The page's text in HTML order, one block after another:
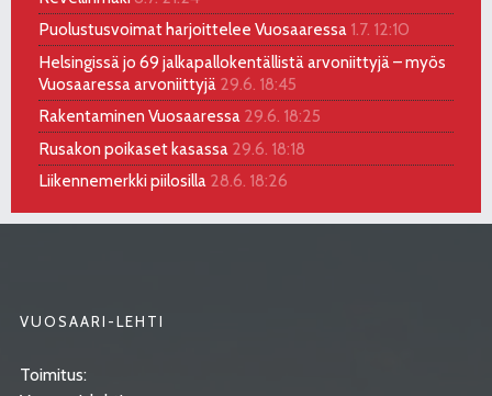
Puolustusvoimat harjoittelee Vuosaaressa 1.7. 12:10
Helsingissä jo 69 jalkapallokentällistä arvoniittyjä – myös
Vuosaaressa arvoniittyjä 29.6. 18:45
Rakentaminen Vuosaaressa 29.6. 18:25
Rusakon poikaset kasassa 29.6. 18:18
Liikennemerkki piilosilla 28.6. 18:26
VUOSAARI-LEHTI
Toimitus: